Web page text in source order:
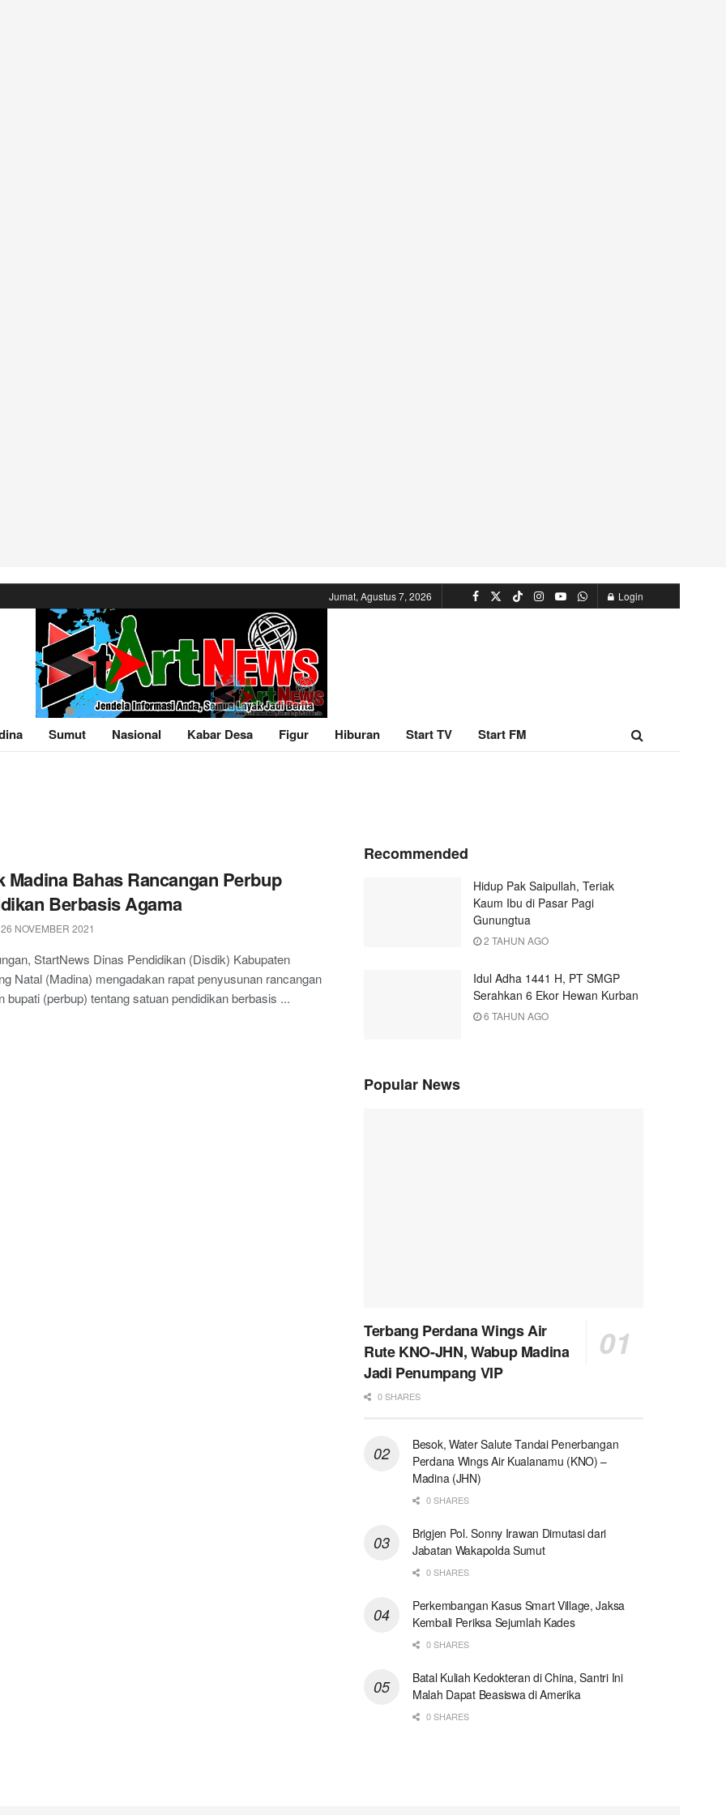
Jumat, Agustus 7, 2026 Login
Sumut Nasional Kabar Desa Figur Hiburan Start TV Start FM
Madina Bahas Rancangan Perbup
Berbasis Agama
NOVEMBER 2021
StartNews Dinas Pendidikan (Disdik) Kabupaten
Natal (Madina) mengadakan rapat penyusunan rancangan
bupati (perbup) tentang satuan pendidikan berbasis ...
Recommended
Hidup Pak Saipullah, Teriak
Kaum Ibu di Pasar Pagi
Gunungtua
2 TAHUN AGO
Idul Adha 1441 H, PT SMGP
Serahkan 6 Ekor Hewan Kurban
6 TAHUN AGO
Popular News
Terbang Perdana Wings Air
Rute KNO-JHN, Wabup Madina
Jadi Penumpang VIP
0 SHARES
Besok, Water Salute Tandai Penerbangan
Perdana Wings Air Kualanamu (KNO) –
Madina (JHN)
0 SHARES
Brigjen Pol. Sonny Irawan Dimutasi dari
Jabatan Wakapolda Sumut
0 SHARES
Perkembangan Kasus Smart Village, Jaksa
Kembali Periksa Sejumlah Kades
0 SHARES
Batal Kuliah Kedokteran di China, Santri Ini
Malah Dapat Beasiswa di Amerika
0 SHARES